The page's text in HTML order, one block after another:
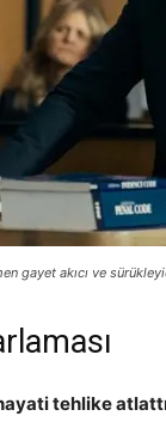
gayet akıcı ve
tehlike